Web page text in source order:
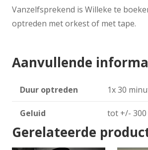
Vanzelfsprekend is Willeke te
optreden met orkest of met tape.
Aanvullende
Duur optreden 1x 30
Geluid tot +/-
Gerelateerde